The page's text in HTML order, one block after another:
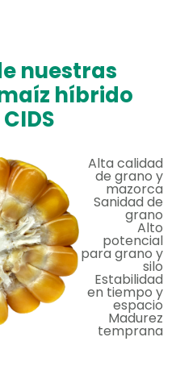
nuestras
híbrido
CIDS
Alta calidad
de grano y
mazorca
Sanidad de
grano
Alto
potencial
para grano y
silo
Estabilidad
en tiempo y
espacio
Madurez
temprana